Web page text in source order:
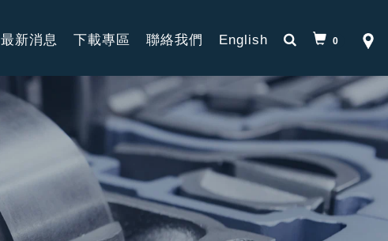
最新消息 下載專區 聯絡我們 English 0